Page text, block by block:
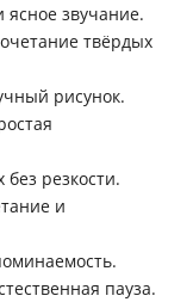
звучание.
твёрдых
рисунок.
резкости.
и
пауза.